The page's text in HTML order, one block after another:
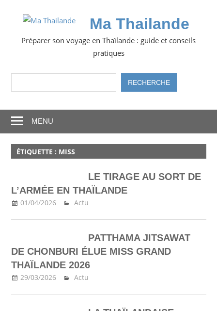
Ma Thailande
Préparer son voyage en Thaïlande : guide et conseils
pratiques
RechercherRECHERCHE
MENU
ÉTIQUETTE : MISS
LE TIRAGE AU SORT DE
L’ARMÉE EN THAÏLANDE
01/04/2026 Ma Thailande
Actu
PATTHAMA JITSAWAT
DE CHONBURI ÉLUE MISS GRAND
THAÏLANDE 2026
29/03/2026 Ma Thailande
Actu